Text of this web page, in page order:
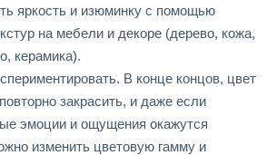
яркость и изюминку с помощью
на мебели и декоре (дерево, кожа,
керамика).
В конце концов, цвет
закрасить, и даже если
эмоции и ощущения окажутся
изменить цветовую гамму и